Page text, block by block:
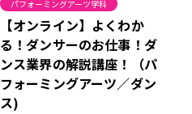
パフォーミングアーツ学科
【オンライン】よくわか
る！ダンサーのお仕事！ダ
ンス業界の解説講座！（パ
フォーミングアーツ／ダン
ス)